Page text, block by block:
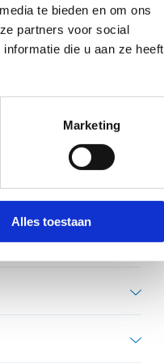
te bieden en om ons
partners voor social
die u aan ze heeft
Marketing
Alles toestaan
gaan telkens eerst
van beeldmateriaal kan
Zemst). Samen met